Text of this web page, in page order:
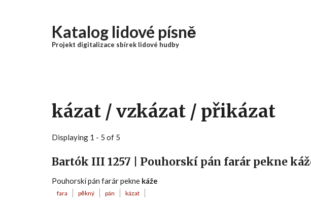
Katalog lidové písně
Projekt digitalizace sbírek lidové hudby
kázat / vzkázat / přikázat
Displaying 1 - 5 of 5
Bartók III 1257 | Pouhorskí pán farár pekne
Pouhorskí pán farár pekne káže
fara pěkný pán kázat